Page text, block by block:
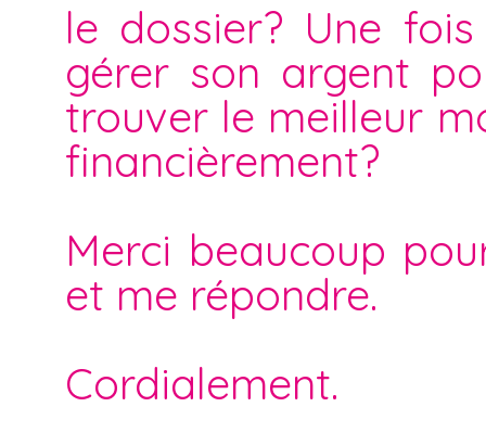
le dossier? Une
gérer son argent
trouver le meilleur
financièrement?
Merci beaucoup
et me répondre.
Cordialement.